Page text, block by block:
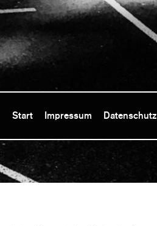
Start Impressum Datenschutz